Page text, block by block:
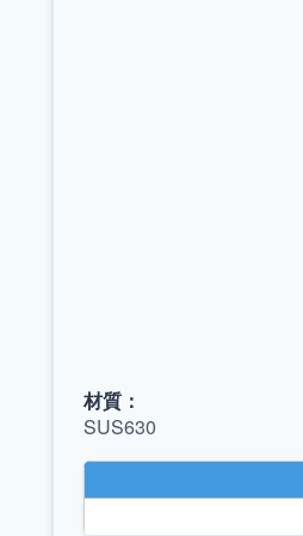
材質：
SUS630